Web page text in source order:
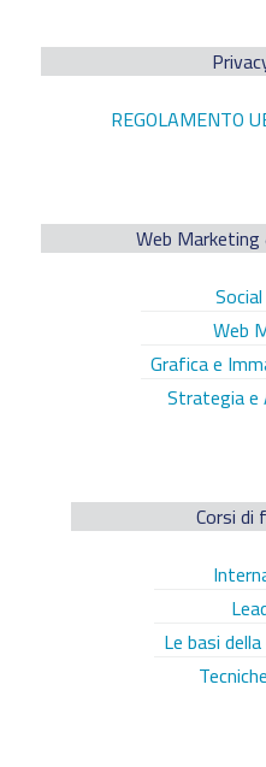
REGOLAMENTO
Web
Web
Grafica e
Strategia e
Corsi di
Le basi